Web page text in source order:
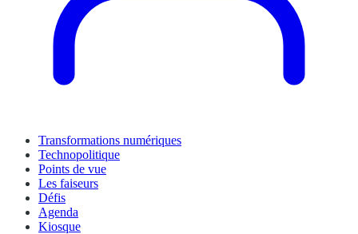
Transformations numériques
Technopolitique
Points de vue
Les faiseurs
Défis
Agenda
Kiosque